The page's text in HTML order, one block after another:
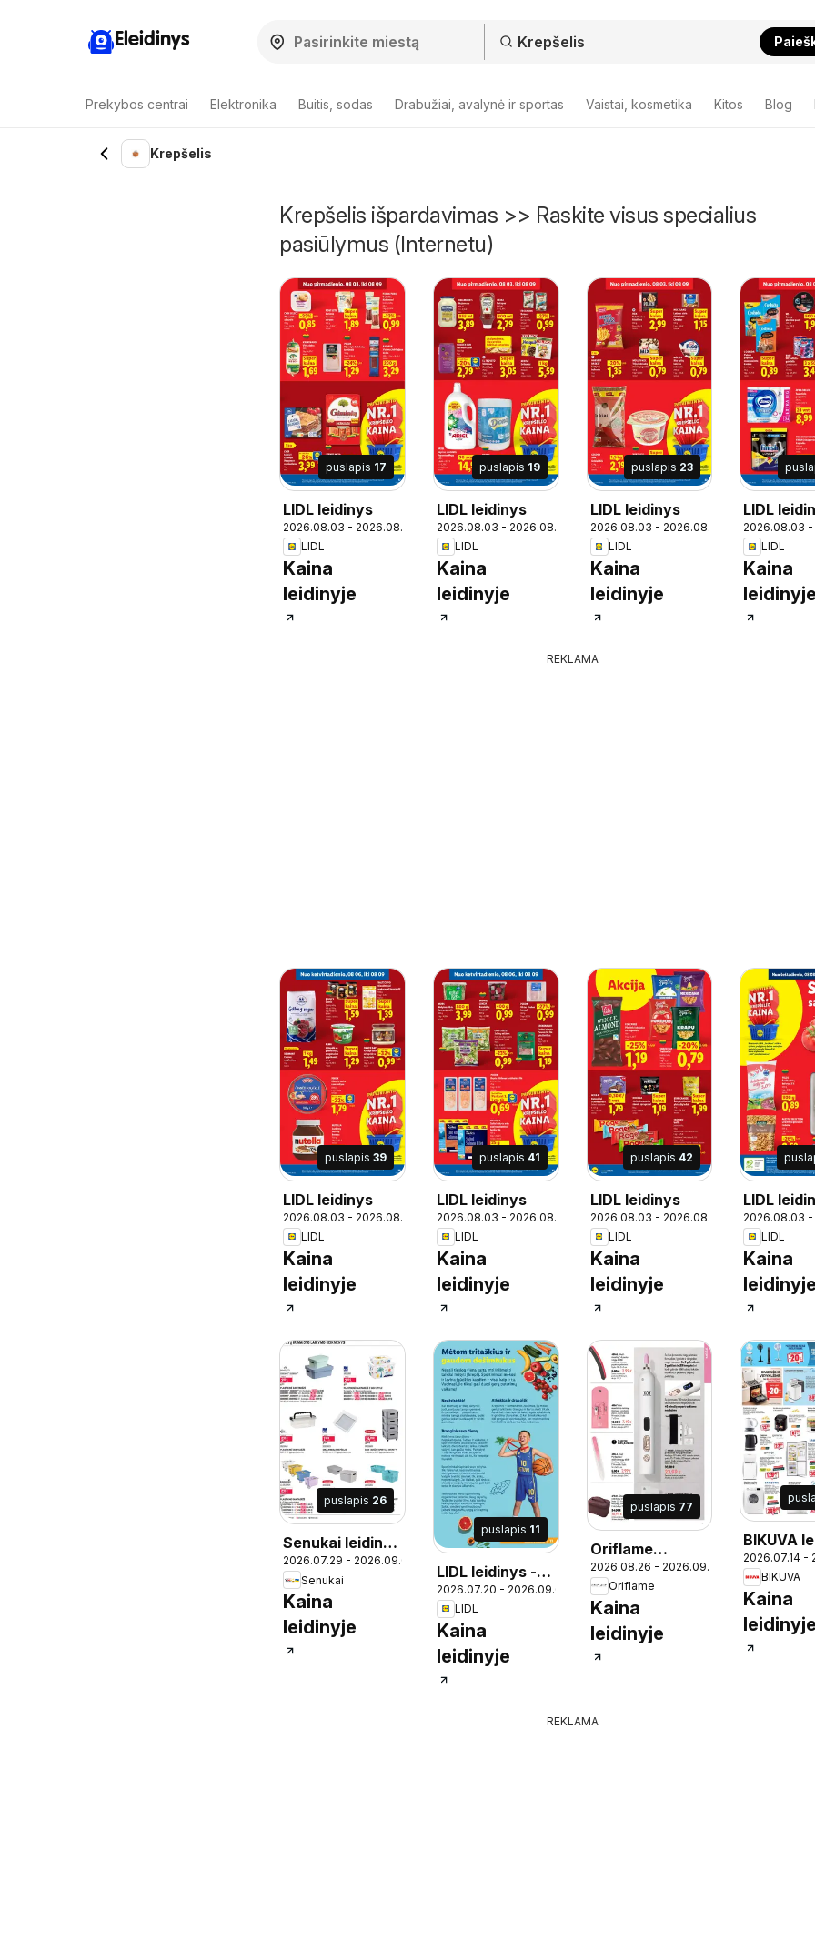
Eleidinys
Prekybos centrai Elektronika Buitis, sodas Drabužiai, avalynė ir sportas Vaistai, kosmetika Kitos Blog
Krepšelis
Krepšelis išpardavimas >> Raskite visus specialius
pasiūlymus (Internetu)
puslapis 17
LIDL leidinys
2026.08.03 - 2026.08.09
LIDL
Kaina
leidinyje
puslapis 19
LIDL leidinys
2026.08.03 - 2026.08.09
LIDL
Kaina
leidinyje
puslapis 23
LIDL leidinys
2026.08.03 - 2026.08.09
LIDL
Kaina
leidinyje
LIDL
2026.08.03 -
LIDL
Kaina
leidinyje
REKLAMA
puslapis 39
LIDL leidinys
2026.08.03 - 2026.08.09
LIDL
Kaina
leidinyje
puslapis 41
LIDL leidinys
2026.08.03 - 2026.08.09
LIDL
Kaina
leidinyje
puslapis 42
LIDL leidinys
2026.08.03 - 2026.08.09
LIDL
Kaina
leidinyje
LIDL
2026.08.03 -
LIDL
Kaina
leidinyje
puslapis 26
Senukai leidinys
- Leidinys Nr. 25
2026.07.29 - 2026.09.07
Senukai
Kaina
leidinyje
puslapis 11
LIDL leidinys -
Atgal į mokyklą
2026.07.20 - 2026.09.06
LIDL
Kaina
leidinyje
puslapis 77
Oriflame
katalogas 12
2026
2026.08.26 - 2026.09.15
Oriflame
Kaina
leidinyje
BIKUVA
2026.07.14 -
BIKUVA
Kaina
leidinyje
REKLAMA